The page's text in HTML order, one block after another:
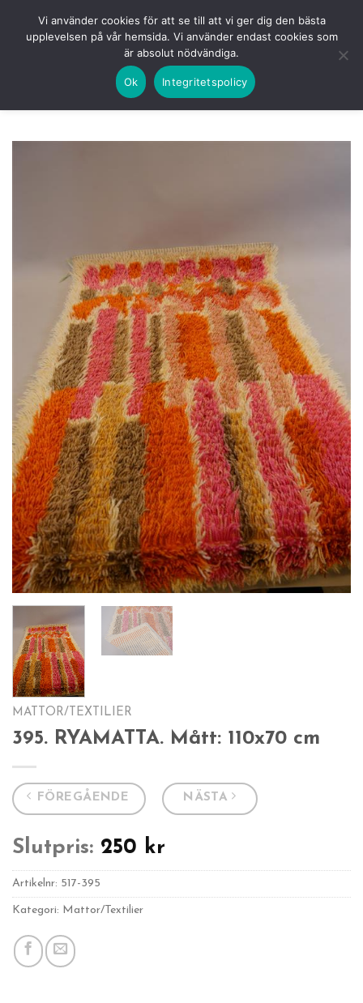
KOMMANDE LOGGA IN
MATTOR/TEXTILIER
395. RYAMATTA. Mått: 110x70 cm
FÖREGÅENDE NÄSTA
Slutpris: 250 kr
Artikelnr: 517-395
Kategori: Mattor/Textilier
Vi använder cookies för att se till att vi ger dig den bästa
upplevelsen på vår hemsida. Vi använder endast cookies som
är absolut nödvändiga.
Ok Integritetspolicy